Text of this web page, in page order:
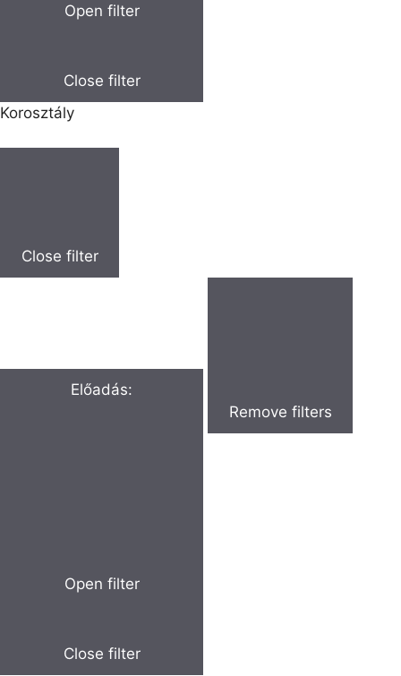
Open filter
Close filter
Korosztály
Close filter
Előadás:
Open filter
Close filter
Remove filters